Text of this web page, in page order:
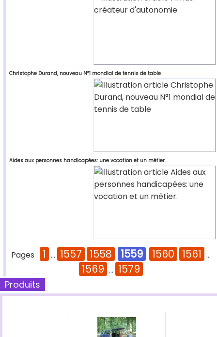
Christophe Durand, nouveau N°1 mondial de tennis de table
Aides aux personnes handicapées: une vocation et un métier.
Pages : 1 ... 1557 1558 1559 1560 1561 ...
1569 ... 1579
Produits